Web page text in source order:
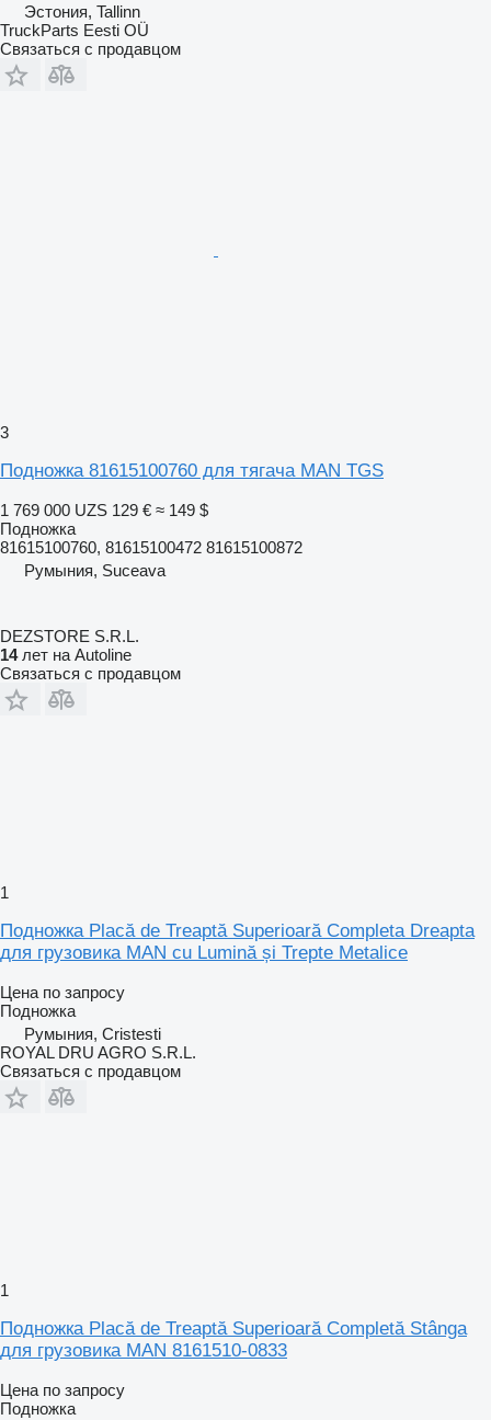
Эстония, Tallinn
TruckParts Eesti OÜ
Связаться с продавцом
3
Подножка 81615100760 для тягача MAN TGS
1 769 000 UZS 129 € ≈ 149 $
Подножка
81615100760, 81615100472 81615100872
Румыния, Suceava
DEZSTORE S.R.L.
14лет на Autoline
Связаться с продавцом
1
Подножка Placă de Treaptă Superioară Completa Dreapta
для грузовика MAN cu Lumină și Trepte Metalice
Цена по запросу
Подножка
Румыния, Cristesti
ROYAL DRU AGRO S.R.L.
Связаться с продавцом
1
Подножка Placă de Treaptă Superioară Completă Stânga
для грузовика MAN 8161510-0833
Цена по запросу
Подножка